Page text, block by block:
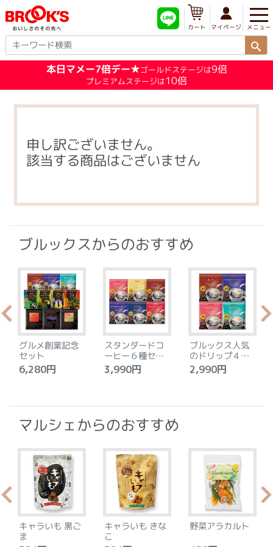
メニュー
マイページ
カート
本日マメー7倍デー★ゴールドステージは9倍
プレミアムステージは10倍
申し訳ございません。
該当する商品はございません
ブルックスからのおすすめ
グルメ創業記念
セット
6,280円
スタンダードコ
ーヒー６種セッ
ト
3,990円
ブルックス人気
のドリップ４種
セット
2,990円
マルシェからのおすすめ
キャラいも 黒ご
ま
キャラいも きな
こ
野菜アラカルト